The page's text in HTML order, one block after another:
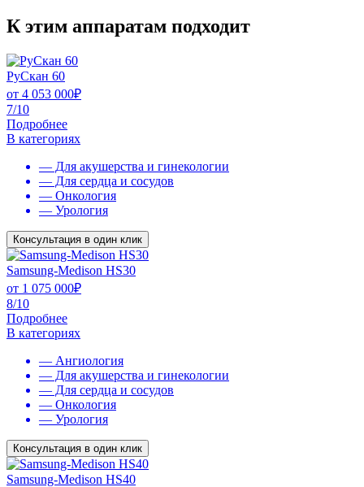
К этим аппаратам подходит
РуСкан 60
от 4 053 000₽
7/10
Подробнее
В категориях
— Для акушерства и гинекологии
— Для сердца и сосудов
— Онкология
— Урология
Консультация в один клик
Samsung-Medison HS30
от 1 075 000₽
8/10
Подробнее
В категориях
— Ангиология
— Для акушерства и гинекологии
— Для сердца и сосудов
— Онкология
— Урология
Консультация в один клик
Samsung-Medison HS40